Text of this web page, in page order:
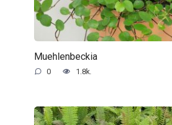
Muehlenbeckia
0 1.8k.